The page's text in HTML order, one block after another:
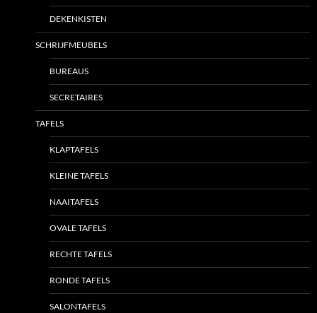
DEKENKISTEN
SCHRIJFMEUBELS
BUREAUS
SECRETAIRES
TAFELS
KLAPTAFELS
KLEINE TAFELS
NAAITAFELS
OVALE TAFELS
RECHTE TAFELS
RONDE TAFELS
SALONTAFELS